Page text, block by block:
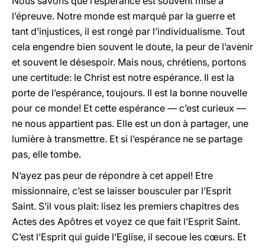
l’épreuve. Notre monde est marqué par la guerre et
tant d’injustices, il est rongé par l’individualisme. Tout
cela engendre bien souvent le doute, la peur de l’avenir
et souvent le désespoir. Mais nous, chrétiens, portons
une certitude: le Christ est notre espérance. Il est la
porte de l’espérance, toujours. Il est la bonne nouvelle
pour ce monde! Et cette espérance — c’est curieux —
ne nous appartient pas. Elle est un don à partager, une
lumière à transmettre. Et si l’espérance ne se partage
pas, elle tombe.
N’ayez pas peur de répondre à cet appel! Etre
missionnaire, c’est se laisser bousculer par l’Esprit
Saint. S’il vous plait: lisez les premiers chapitres des
Actes des Apôtres et voyez ce que fait l’Esprit Saint.
C’est l’Esprit qui guide l’Eglise, il secoue les cœurs. Et